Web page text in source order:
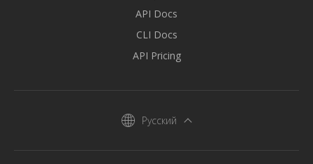
API Docs
CLI Docs
API Pricing
Русский